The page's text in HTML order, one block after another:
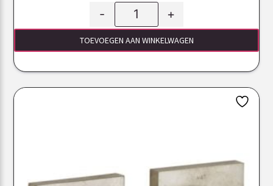
- +
TOEVOEGEN AAN WINKELWAGEN